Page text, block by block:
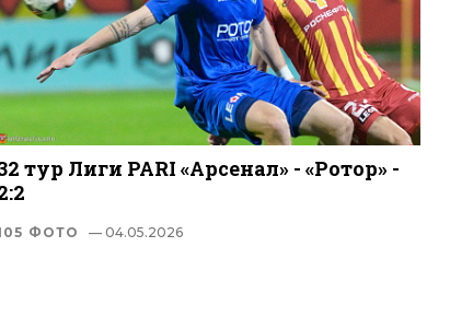
тур Лиги PARI «Арсенал» - «Ротор» -
ФОТО — 04.05.2026